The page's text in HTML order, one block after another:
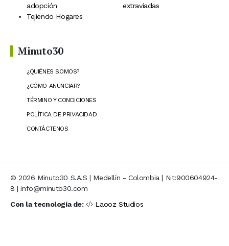
adopción
extraviadas
Tejiendo Hogares
Minuto30
¿QUIÉNES SOMOS?
¿CÓMO ANUNCIAR?
TÉRMINO Y CONDICIONES
POLÍTICA DE PRIVACIDAD
CONTÁCTENOS
© 2026 Minuto30 S.A.S | Medellín - Colombia | Nit:900604924-
8 | info@minuto30.com
Con la tecnología de:
Laooz Studios